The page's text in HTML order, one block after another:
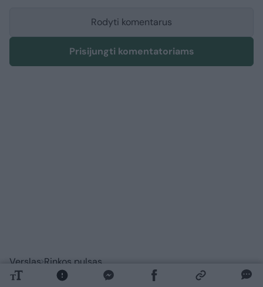
Rodyti komentarus
Prisijungti komentatoriams
Verslas Rinkos pulsas
Finansų ministras apie degalų